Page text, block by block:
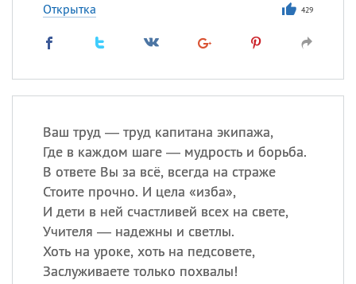
Открытка 429
Ваш труд — труд капитана экипажа,
Где в каждом шаге — мудрость и борьба.
В ответе Вы за всё, всегда на страже
Стоите прочно. И цела «изба»,
И дети в ней счастливей всех на свете,
Учителя — надежны и светлы.
Хоть на уроке, хоть на педсовете,
Заслуживаете только похвалы!